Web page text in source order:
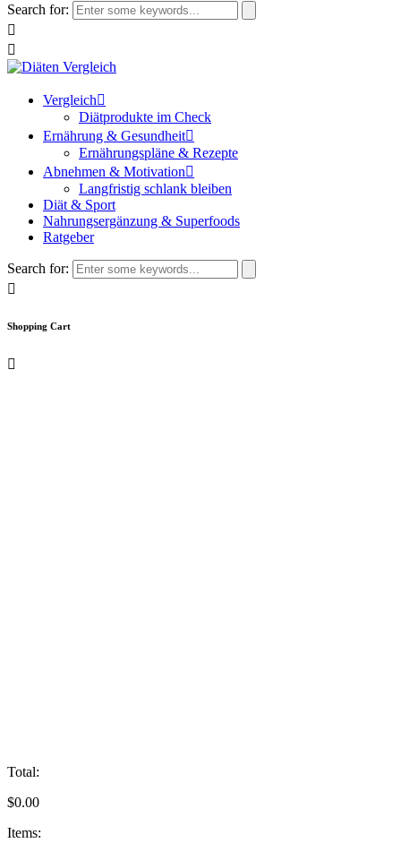
Search for:
Vergleich
Diätprodukte im Check
Ernährung & Gesundheit
Ernährungspläne & Rezepte
Abnehmen & Motivation
Langfristig schlank bleiben
Diät & Sport
Nahrungsergänzung & Superfoods
Ratgeber
Search for:
Shopping Cart
Total:
$0.00
Items: